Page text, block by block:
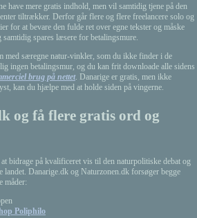
have mere gratis indhold, men vil samtidig tjene på den
tiltrækker. Derfor går flere og flere freelancere solo og
for at bevare den fulde ret over egne tekster og måske
spares læsere for betalingsmure.
med særegne natur-vinkler, som du ikke finder i de
ingen betalingsmur, og du kan frit downloade alle sidens
brug på nettet. Danarige er gratis, men ikke
kan du hjælpe med at holde siden på vingerne.
og få flere gratis ord og
bidrage på kvalificeret vis til den naturpolitiske debat og
landet. Danarige.dk og Naturzonen.dk forsøger begge
måder:
Poliphilo